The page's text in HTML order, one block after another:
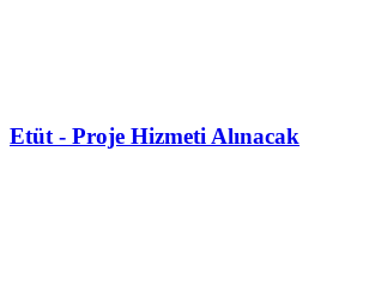
Etüt - Proje Hizmeti Alınacak